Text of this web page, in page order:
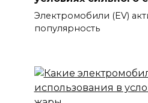
Электромобили (EV)
популярность